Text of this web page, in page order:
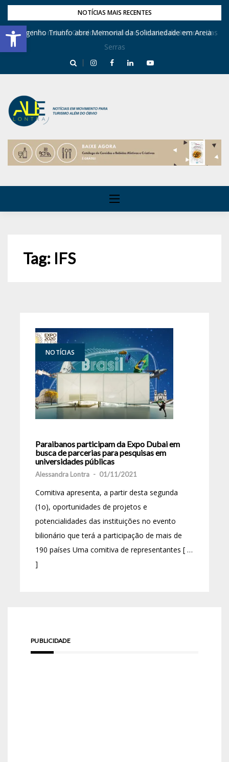
Barra de Ferramentas Aberta
NOTÍCIAS MAIS RECENTES
Dona Inês recebe Geraldo Azevedo no Festival de Inverno das
Serras
Engenho Triunfo abre Memorial da Solidariedade em Areia
Tag: IFS
NOTÍCIAS
Paraibanos participam da Expo Dubai em
busca de parcerias para pesquisas em
universidades públicas
Alessandra Lontra - 01/11/2021
Comitiva apresenta, a partir desta segunda
(1o), oportunidades de projetos e
potencialidades das instituições no evento
bilionário que terá a participação de mais de
190 países Uma comitiva de representantes [ …
]
PUBLICIDADE